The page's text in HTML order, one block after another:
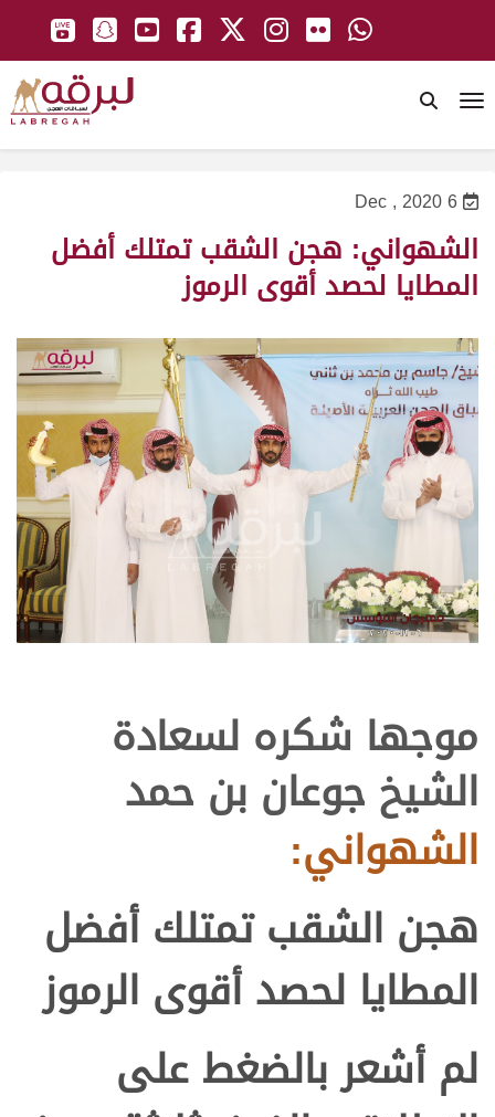
6 Dec , 2020
الشهواني: هجن الشقب تمتلك أفضل
المطايا لحصد أقوى الرموز
موجها شكره لسعادة
الشيخ جوعان بن حمد
الشهواني:
هجن الشقب تمتلك أفضل
المطايا لحصد أقوى الرموز
لم أشعر بالضغط على